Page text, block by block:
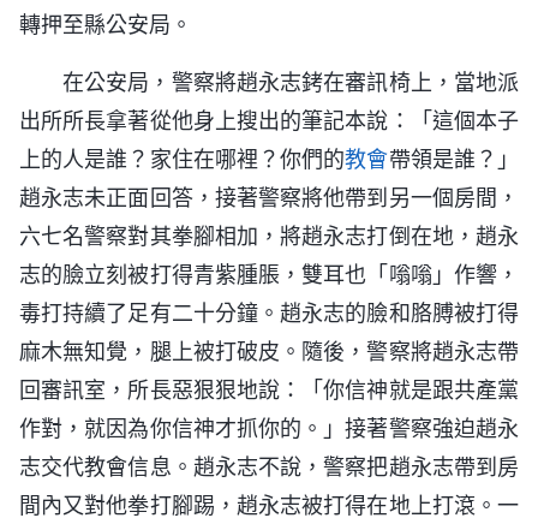
轉押至縣公安局。
在公安局，警察將趙永志銬在審訊椅上，當地派
出所所長拿著從他身上搜出的筆記本說：「這個本子
上的人是誰？家住在哪裡？你們的教會帶領是誰？」
趙永志未正面回答，接著警察將他帶到另一個房間，
六七名警察對其拳腳相加，將趙永志打倒在地，趙永
志的臉立刻被打得青紫腫脹，雙耳也「嗡嗡」作響，
毒打持續了足有二十分鐘。趙永志的臉和胳膊被打得
麻木無知覺，腿上被打破皮。隨後，警察將趙永志帶
回審訊室，所長惡狠狠地說：「你信神就是跟共產黨
作對，就因為你信神才抓你的。」接著警察強迫趙永
志交代教會信息。趙永志不說，警察把趙永志帶到房
間內又對他拳打腳踢，趙永志被打得在地上打滾。一